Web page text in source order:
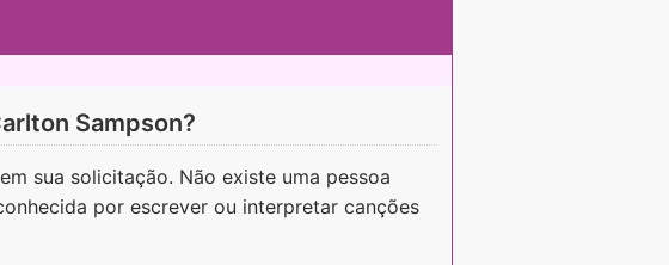
Sampson?
sua solicitação. Não existe uma pessoa
por escrever ou interpretar canções